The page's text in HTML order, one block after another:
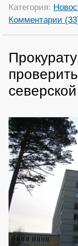
Категория:
Комментарии